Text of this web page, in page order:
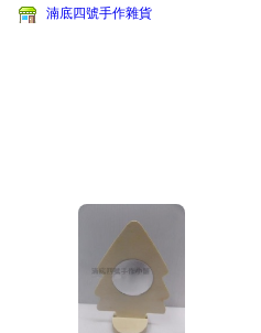
湳底四號手作雜貨